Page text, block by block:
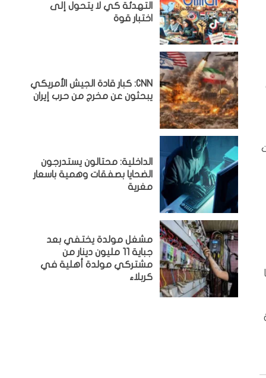
التهدئة كي لا يتحول إلى
اختبار قوة
CNN: كبار قادة الجيش الأمريكي
يبحثون عن مخرج من حرب إيران
الداخلية: محتالون يستدرجون
الضحايا بصفقات وهمية باسعار
مغرية
مشغل مولدة يختفي بعد
جباية 11 مليون دينار من
مشتركي مولدة أهلية في
كربلاء